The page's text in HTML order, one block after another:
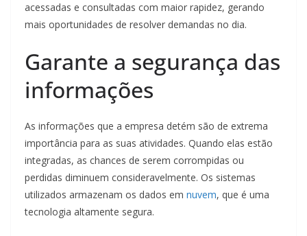
acessadas e consultadas com maior rapidez, gerando
mais oportunidades de resolver demandas no dia.
Garante a segurança das
informações
As informações que a empresa detém são de extrema
importância para as suas atividades. Quando elas estão
integradas, as chances de serem corrompidas ou
perdidas diminuem consideravelmente. Os sistemas
utilizados armazenam os dados em nuvem, que é uma
tecnologia altamente segura.